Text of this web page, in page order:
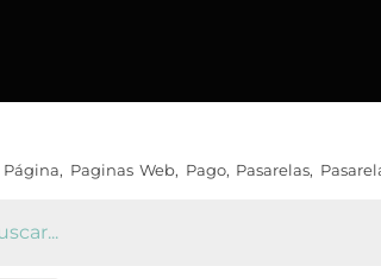
Página, Paginas Web, Pago, Pasarelas,